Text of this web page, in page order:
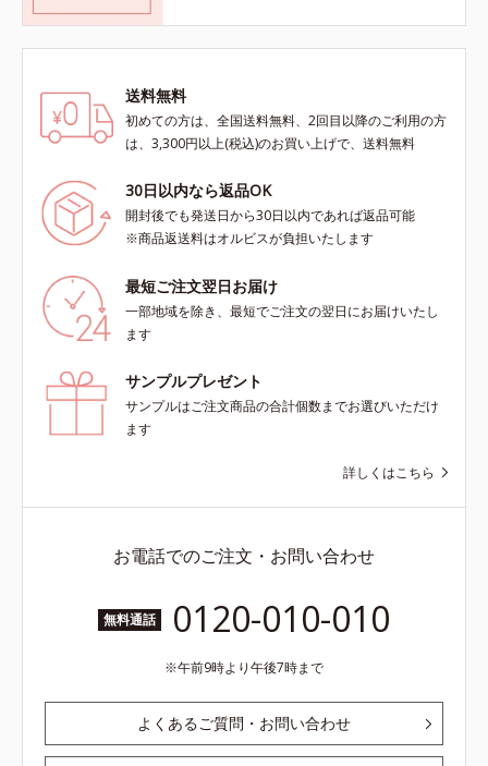
送料無料
初めての方は、全国送料無料、2回目以降のご利用の方
は、3,300円以上(税込)のお買い上げで、送料無料
30日以内なら返品OK
開封後でも発送日から30日以内であれば返品可能
※商品返送料はオルビスが負担いたします
最短ご注文翌日お届け
一部地域を除き、最短でご注文の翌日にお届けいたし
ます
サンプルプレゼント
サンプルはご注文商品の合計個数までお選びいただけ
ます
詳しくはこちら
お電話でのご注文・お問い合わせ
無料通話 0120-010-010
午前9時より午後7時まで
よくあるご質問・お問い合わせ